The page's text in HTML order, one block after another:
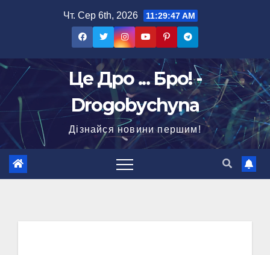
Чт. Сер 6th, 2026 11:29:48 AM
Це Дро ... Бро! -
Drogobychyna
Дізнайся новини першим!